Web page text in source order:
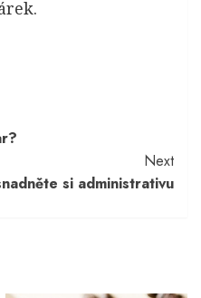
Next
si administrativu